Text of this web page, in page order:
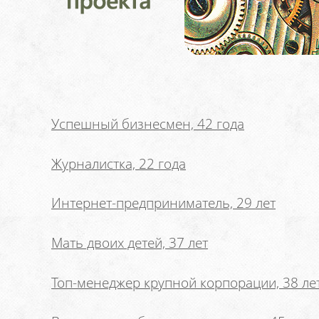
Успешный бизнесмен, 42 года
Журналистка, 22 года
Интернет-предприниматель, 29 лет
Мать двоих детей, 37 лет
Топ-менеджер крупной корпорации, 38